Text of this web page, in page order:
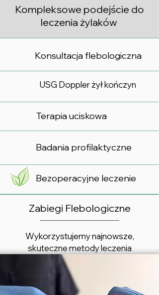
Kompleksowe podejście do
leczenia żylaków
Konsultacja flebologiczna
USG Doppler żył kończyn
Terapia uciskowa
Badania profilaktyczne
Bezoperacyjne leczenie
Zabiegi Flebologiczne
Wykorzystujemy najnowsze,
skuteczne metody leczenia